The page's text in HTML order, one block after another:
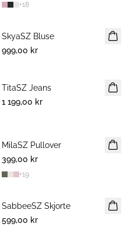
+18
NYHET
SkyaSZ Bluse
999,00 kr
NYHET
TitaSZ Jeans
1 199,00 kr
NYHET
MilaSZ Pullover
399,00 kr
+19
NYHET
SabbeeSZ Skjorte
599,00 kr